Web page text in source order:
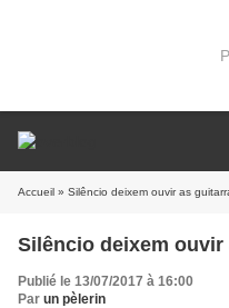
Accueil » Silêncio deixem ouvir as
Silêncio deixem
Publié le 13/07/2017 à 16:00
Par un pèlerin